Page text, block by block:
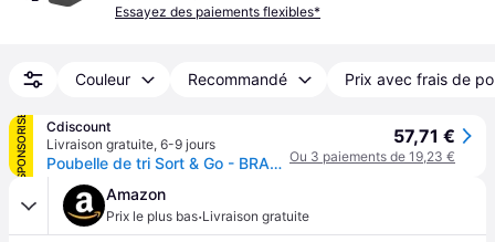
Essayez des paiements flexibles*
Couleur Recommandé Prix avec frais de
SPONSORISÉ
Cdiscount
Livraison gratuite, 6-9 jours
Poubelle de tri Sort & Go - BRABANTIA - 40 L - Gris
57,71 €
Ou 3 paiements de 19,23 €
Amazon
Prix le plus bas·Livraison gratuite